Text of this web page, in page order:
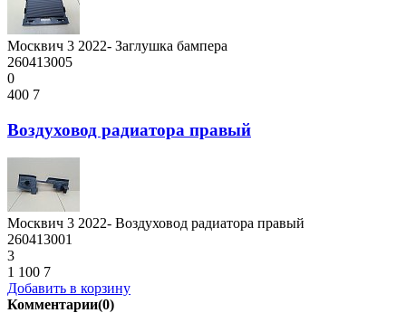
Москвич 3 2022- Заглушка бампера
260413005
0
400 7
Воздуховод радиатора правый
Москвич 3 2022- Воздуховод радиатора правый
260413001
3
1 100 7
Добавить в корзину
Комментарии(0)